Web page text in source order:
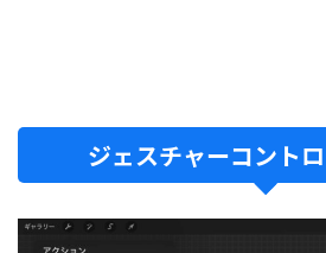
ジェスチャーコント